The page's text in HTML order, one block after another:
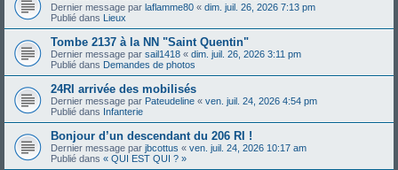
Dernier message par laflamme80 « dim. juil. 26, 2026 7:13 pm
Publié dans Lieux
Tombe 2137 à la NN "Saint Quentin"
Dernier message par sail1418 « dim. juil. 26, 2026 3:11 pm
Publié dans Demandes de photos
24RI arrivée des mobilisés
Dernier message par Pateudeline « ven. juil. 24, 2026 4:54 pm
Publié dans Infanterie
Bonjour d’un descendant du 206 RI !
Dernier message par jbcottus « ven. juil. 24, 2026 10:17 am
Publié dans « QUI EST QUI ? »